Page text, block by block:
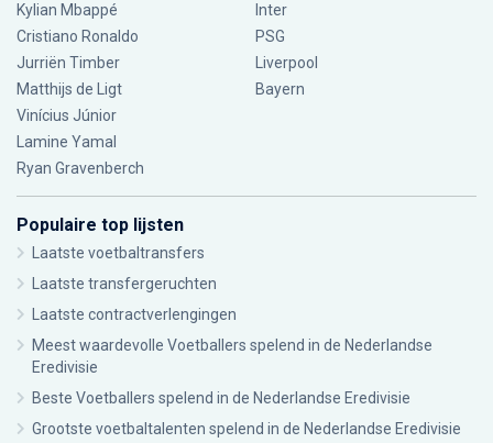
Kylian Mbappé
Cristiano Ronaldo
Jurriën Timber
Matthijs de Ligt
Vinícius Júnior
Lamine Yamal
Ryan Gravenberch
Inter
PSG
Liverpool
Bayern
Populaire top lijsten
Laatste voetbaltransfers
Laatste transfergeruchten
Laatste contractverlengingen
Meest waardevolle Voetballers spelend in de Nederlandse
Eredivisie
Beste Voetballers spelend in de Nederlandse Eredivisie
Grootste voetbaltalenten spelend in de Nederlandse Eredivisie